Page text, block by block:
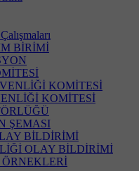
BİRİMİ
KOMİTESİ
KOMİTESİ
ŞEMASI
BİLDİRİMİ
OLAY BİLDİRİMİ